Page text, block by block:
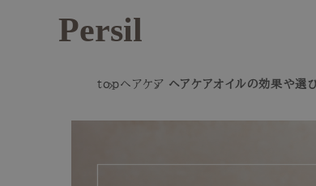
Persil
topヘアケア ヘアケアオイルの効果や選